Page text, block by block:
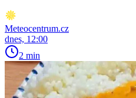
Meteocentrum.cz
dnes, 12:00
2 min